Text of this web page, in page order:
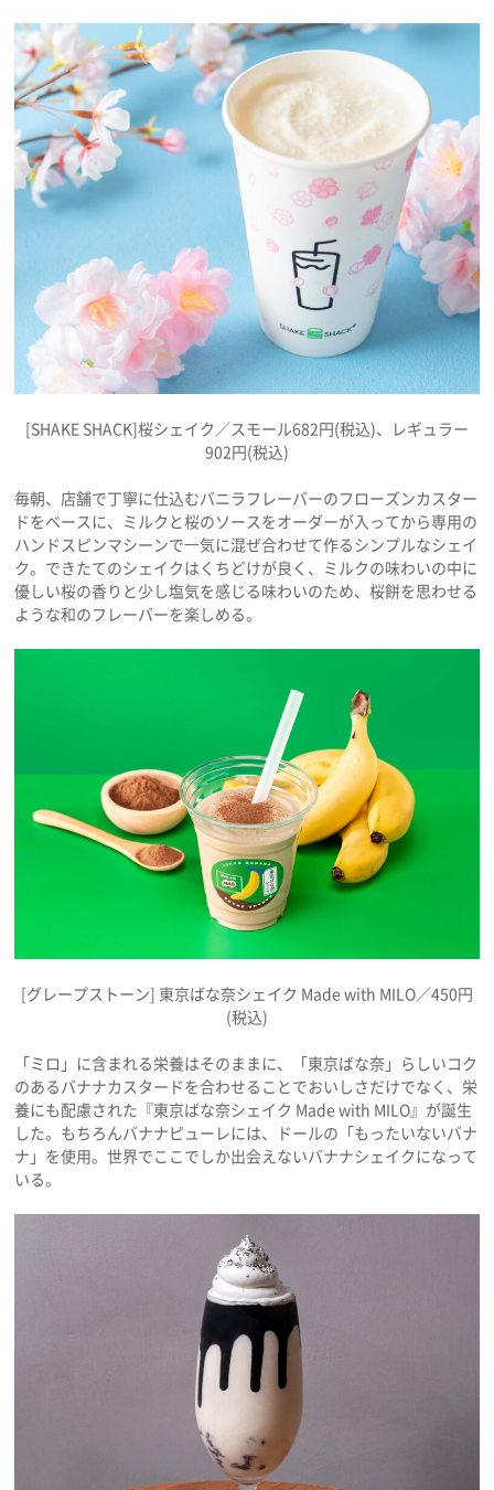
[SHAKE SHACK]桜シェイク／スモール682円(税込)、レギュラー
902円(税込)
毎朝、店舗で丁寧に仕込むバニラフレーバーのフローズンカスター
ドをベースに、ミルクと桜のソースをオーダーが入ってから専用の
ハンドスピンマシーンで⼀気に混ぜ合わせて作るシンプルなシェイ
ク。できたてのシェイクはくちどけが良く、ミルクの味わいの中に
優しい桜の香りと少し塩気を感じる味わいのため、桜餅を思わせる
ような和のフレーバーを楽しめる。
[グレープストーン] 東京ばな奈シェイク Made with MILO／450円
(税込)
「ミロ」に含まれる栄養はそのままに、「東京ばな奈」らしいコク
のあるバナナカスタードを合わせることでおいしさだけでなく、栄
養にも配慮された『東京ばな奈シェイク Made with MILO』が誕生
した。もちろんバナナピューレには、ドールの「もったいないバナ
ナ」を使用。世界でここでしか出会えないバナナシェイクになって
いる。